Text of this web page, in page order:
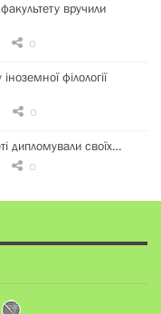
вручили
0
філології
0
дипломували своїх…
0